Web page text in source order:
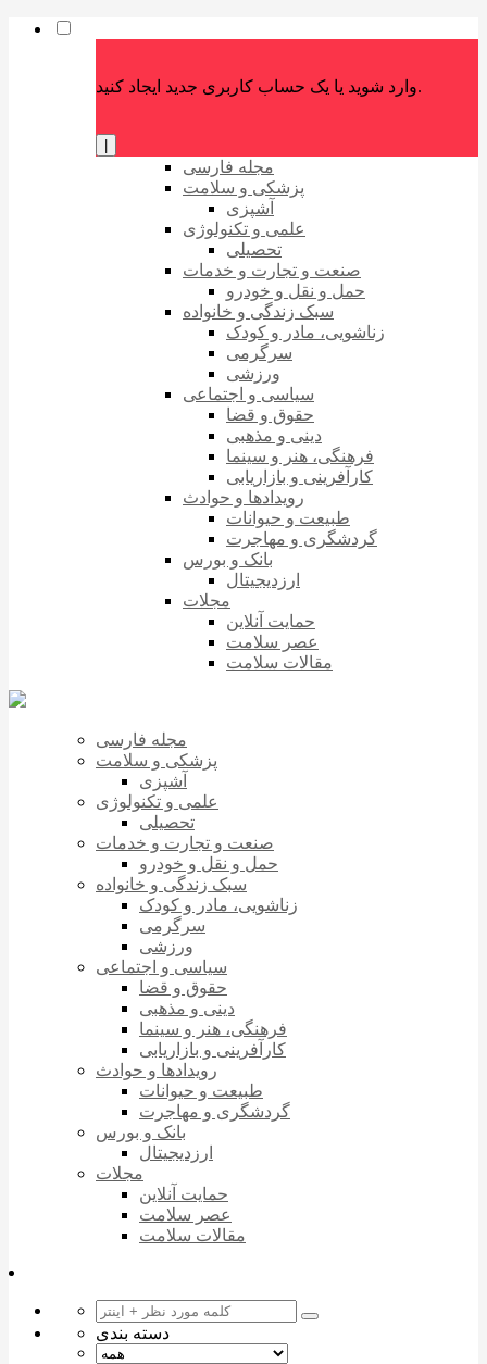
وارد شوید یا یک حساب کاربری جدید ایجاد کنید.
مجله فارسی
پزشکی و سلامت
آشپزی
علمی و تکنولوژی
تحصیلی
صنعت و تجارت و خدمات
حمل و نقل و خودرو
سبک زندگی و خانواده
زناشویی، مادر و کودک
سرگرمی
ورزشی
سیاسی و اجتماعی
حقوق و قضا
دینی و مذهبی
فرهنگی، هنر و سینما
کارآفرینی و بازاریابی
رویدادها و حوادث
طبیعت و حیوانات
گردشگری و مهاجرت
بانک و بورس
ارزدیجیتال
مجلات
حمایت آنلاین
عصر سلامت
مقالات سلامت
مجله فارسی
پزشکی و سلامت
آشپزی
علمی و تکنولوژی
تحصیلی
صنعت و تجارت و خدمات
حمل و نقل و خودرو
سبک زندگی و خانواده
زناشویی، مادر و کودک
سرگرمی
ورزشی
سیاسی و اجتماعی
حقوق و قضا
دینی و مذهبی
فرهنگی، هنر و سینما
کارآفرینی و بازاریابی
رویدادها و حوادث
طبیعت و حیوانات
گردشگری و مهاجرت
بانک و بورس
ارزدیجیتال
مجلات
حمایت آنلاین
عصر سلامت
مقالات سلامت
دسته بندی